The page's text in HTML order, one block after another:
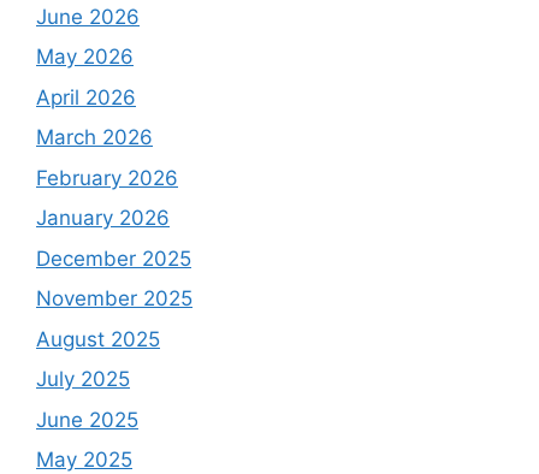
June 2026
May 2026
April 2026
March 2026
February 2026
January 2026
December 2025
November 2025
August 2025
July 2025
June 2025
May 2025